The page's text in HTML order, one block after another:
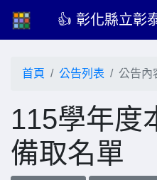
👍 彰化縣立彰
首頁 公告列表 公告內
115學年度
備取名單